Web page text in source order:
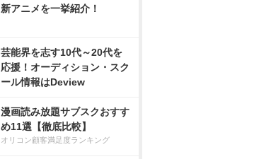
新アニメを一挙紹介！
芸能界を志す10代～20代を
応援！オーディション・スク
ール情報はDeview
漫画読み放題サブスクおすす
め11選【徹底比較】
オリコン顧客満足度ランキング